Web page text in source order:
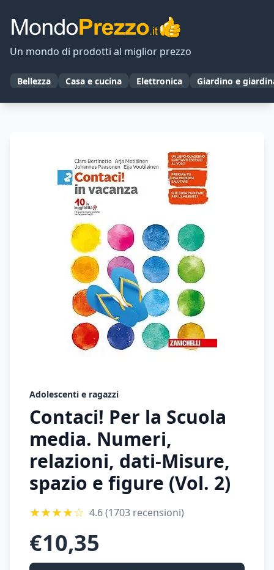
Un mondo di prodotti al miglior prezzo
Bellezza Casa e cucina Elettronica Giardino e
Adolescenti e ragazzi
Contaci! Per la Scuola
media. Numeri,
relazioni, dati-Misure,
spazio e figure (Vol. 2)
★★★★☆ 4.6(1703 recensioni)
€10,35